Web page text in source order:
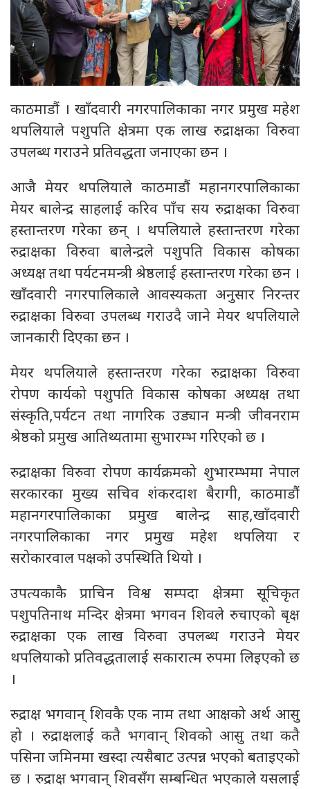
काठमाडौं । खाँदवारी नगरपालिकाका नगर प्रमुख महेश
थपलियाले पशुपति क्षेत्रमा एक लाख रुद्राक्षका विरुवा
उपलब्ध गराउने प्रतिवद्धता जनाएका छन ।
आजै मेयर थपलियाले काठमाडौं महानगरपालिकाका
मेयर बालेन्द्र साहलाई करिव पाँच सय रुद्राक्षका विरुवा
हस्तान्तरण गरेका छन् । थपलियाले हस्तान्तरण गरेका
रुद्राक्षका विरुवा बालेन्द्रले पशुपति विकास कोषका
अध्यक्ष तथा पर्यटनमन्त्री श्रेष्ठलाई हस्तान्तरण गरेका छन ।
खाँदवारी नगरपालिकाले आवस्यकता अनुसार निरन्तर
रुद्राक्षका विरुवा उपलब्ध गराउदै जाने मेयर थपलियाले
जानकारी दिएका छन ।
मेयर थपलियाले हस्तान्तरण गरेका रुद्राक्षका विरुवा
रोपण कार्यको पशुपति विकास कोषका अध्यक्ष तथा
संस्कृति,पर्यटन तथा नागरिक उड्यान मन्त्री जीवनराम
श्रेष्ठको प्रमुख आतिथ्यतामा सुभारम्भ गरिएको छ ।
रुद्राक्षका विरुवा रोपण कार्यक्रमको शुभारम्भमा नेपाल
सरकारका मुख्य सचिव शंकरदाश बैरागी, काठमाडौं
महानगरपालिकाका प्रमुख बालेन्द्र साह,खाँदवारी
नगरपालिकाका नगर प्रमुख महेश थपलिया र
सरोकारवाल पक्षको उपस्थिति थियो ।
उपत्यकाकै प्राचिन विश्व सम्पदा क्षेत्रमा सूचिकृत
पशुपतिनाथ मन्दिर क्षेत्रमा भगवन शिवले रुचाएको बृक्ष
रुद्राक्षका एक लाख विरुवा उपलब्ध गराउने मेयर
थपलियाको प्रतिवद्धतालाई सकारात्म रुपमा लिइएको छ
।
रुद्राक्ष भगवान् शिवकै एक नाम तथा आक्षको अर्थ आसु
हो । रुद्राक्षलाई कतै भगवान् शिवको आसु तथा कतै
पसिना जमिनमा खस्दा त्यसैबाट उत्पन्न भएको बताइएको
छ । रुद्राक्ष भगवान् शिवसँग सम्बन्धित भएकाले यसलाई